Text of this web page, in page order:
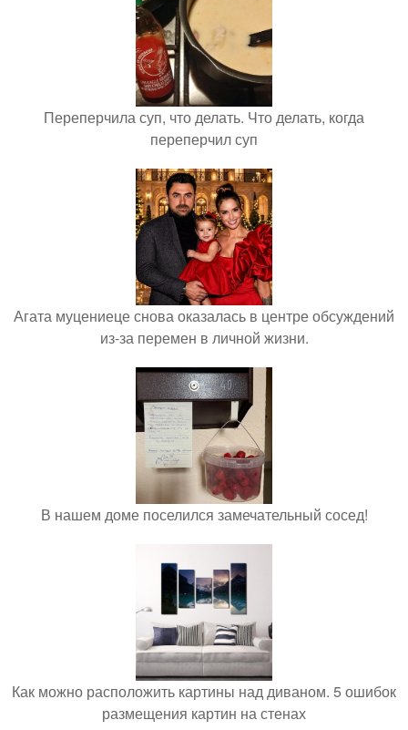
Переперчила суп, что делать. Что делать, когда
переперчил суп
Агата муцениеце снова оказалась в центре обсуждений
из-за перемен в личной жизни.
В нашем доме поселился замечательный сосед!
Как можно расположить картины над диваном. 5 ошибок
размещения картин на стенах